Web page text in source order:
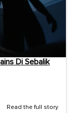
Di Sebalik
Read the full story